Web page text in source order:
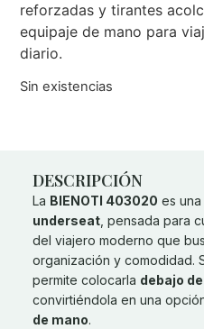
reforzadas y tirantes
equipaje de mano para
diario.
Sin existencias
DESCRIPCIÓN
La BIENOTI 403020 es
underseat, pensada para
del viajero moderno que
organización y comodidad.
permite colocarla debajo
convirtiéndola en una
de mano.